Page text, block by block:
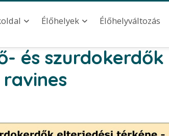
Élőhelyek Élőhelyváltozás
és